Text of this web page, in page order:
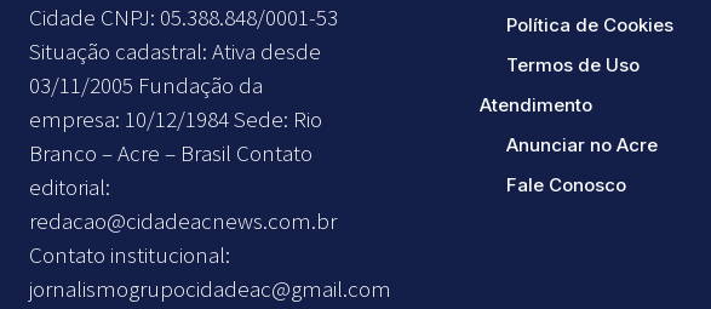
Cidade CNPJ: 05.388.848/0001-53
Situação cadastral: Ativa desde
03/11/2005 Fundação da
empresa: 10/12/1984 Sede: Rio
Branco – Acre – Brasil Contato
editorial:
redacao@cidadeacnews.com.br
Contato institucional:
jornalismogrupocidadeac@gmail.com
Política de Cookies
Termos de Uso
Atendimento
Anunciar no Acre
Fale Conosco